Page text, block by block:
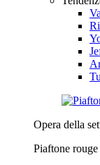
Opera della
Piaftone